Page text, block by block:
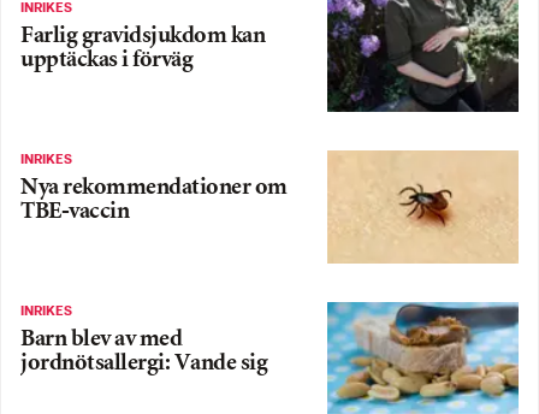
INRIKES
Farlig gravidsjukdom kan
upptäckas i förväg
INRIKES
Nya rekommendationer om
TBE-vaccin
INRIKES
Barn blev av med
jordnötsallergi: Vande sig